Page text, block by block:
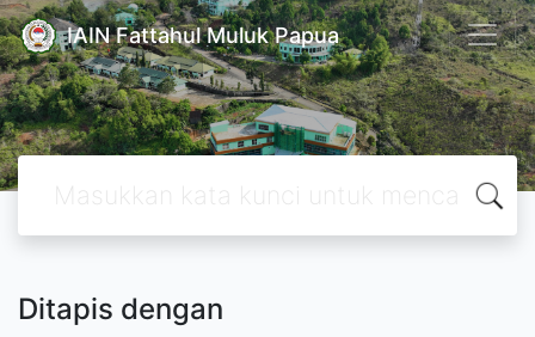
IAIN Fattahul Muluk Papua
Ditapis dengan